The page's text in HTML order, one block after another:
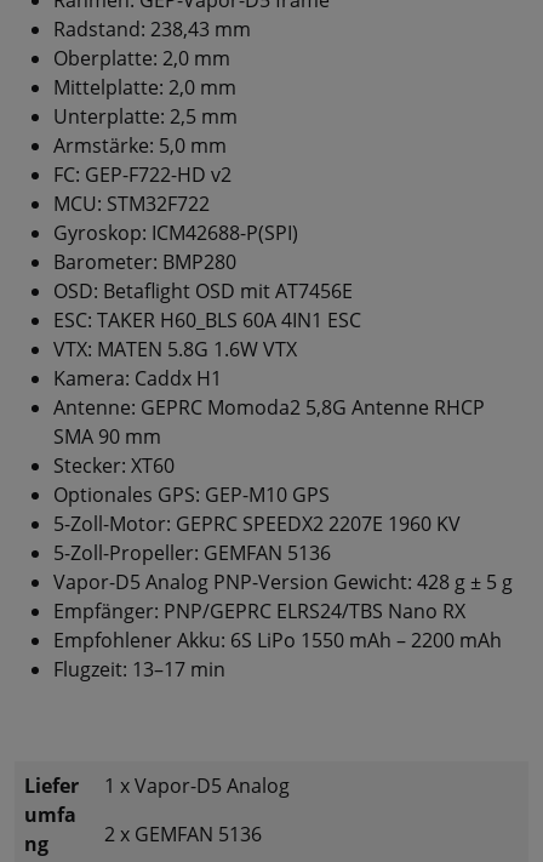
Radstand: 238,43 mm
Oberplatte: 2,0 mm
Mittelplatte: 2,0 mm
Unterplatte: 2,5 mm
Armstärke: 5,0 mm
FC: GEP-F722-HD v2
MCU: STM32F722
Gyroskop: ICM42688-P(SPI)
Barometer: BMP280
OSD: Betaflight OSD mit AT7456E
ESC: TAKER H60_BLS 60A 4IN1 ESC
VTX: MATEN 5.8G 1.6W VTX
Kamera: Caddx H1
Antenne: GEPRC Momoda2 5,8G Antenne RHCP
SMA 90 mm
Stecker: XT60
Optionales GPS: GEP-M10 GPS
5-Zoll-Motor: GEPRC SPEEDX2 2207E 1960 KV
5-Zoll-Propeller: GEMFAN 5136
Vapor-D5 Analog PNP-Version Gewicht: 428 g ± 5 g
Empfänger: PNP/GEPRC ELRS24/TBS Nano RX
Empfohlener Akku: 6S LiPo 1550 mAh – 2200 mAh
Flugzeit: 13–17 min
Liefer
umfa
ng
1 x Vapor-D5 Analog
2 x GEMFAN 5136